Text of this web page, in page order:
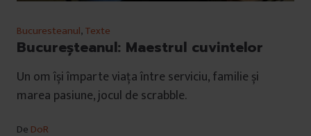
Bucuresteanul,Texte
Bucureşteanul: Maestrul cuvintelor
Un om își împarte viața între serviciu, familie și
marea pasiune, jocul de scrabble.
De DoR